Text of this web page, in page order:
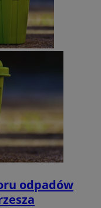
odpadów